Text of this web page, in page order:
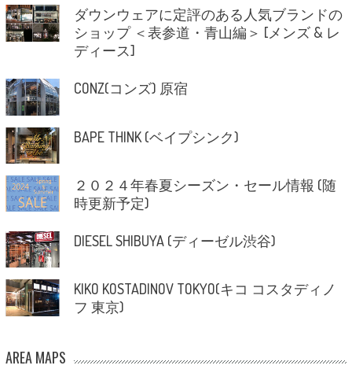
ダウンウェアに定評のある人気ブランドの
ショップ ＜表参道・青山編＞ [メンズ & レ
ディース]
CONZ(コンズ) 原宿
BAPE THINK (ベイプシンク)
２０２４年春夏シーズン・セール情報 (随
時更新予定)
DIESEL SHIBUYA (ディーゼル渋谷)
KIKO KOSTADINOV TOKYO(キコ コスタディノ
フ 東京)
AREA MAPS